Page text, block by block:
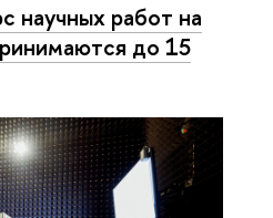
научных работ на
до 15